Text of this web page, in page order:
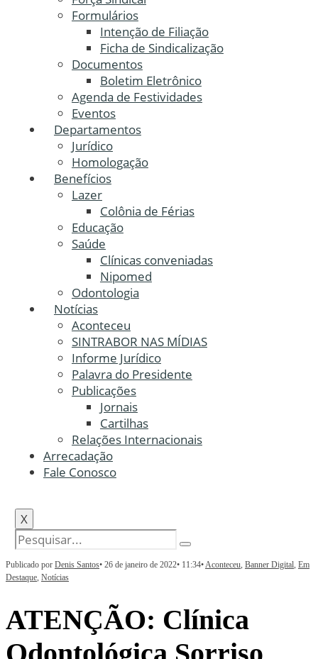
Formulários
Intenção de Filiação
Ficha de Sindicalização
Documentos
Boletim Eletrônico
Agenda de Festividades
Eventos
Departamentos
Jurídico
Homologação
Benefícios
Lazer
Colônia de Férias
Educação
Saúde
Clínicas conveniadas
Nipomed
Odontologia
Notícias
Aconteceu
SINTRABOR NAS MÍDIAS
Informe Jurídico
Palavra do Presidente
Publicações
Jornais
Cartilhas
Relações Internacionais
Arrecadação
Fale Conosco
X
Publicado por Denis Santos• 26 de janeiro de 2022• 11:34•Aconteceu, Banner Digital, Em
Destaque, Notícias
ATENÇÃO: Clínica